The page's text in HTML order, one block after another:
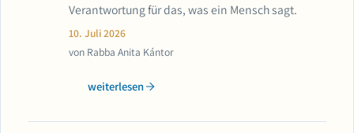
Verantwortung für das, was ein Mensch sagt.
10. Juli 2026
von Rabba Anita Kántor
weiterlesen